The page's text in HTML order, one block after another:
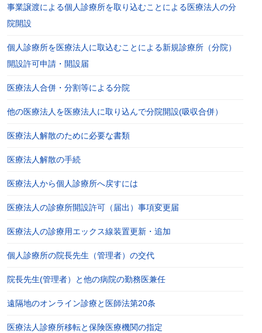
事業譲渡による個人診療所を取り込むことによる医療法人の分
院開設
個人診療所を医療法人に取込むことによる新規診療所（分院）
開設許可申請・開設届
医療法人合併・分割等による分院
他の医療法人を医療法人に取り込んで分院開設(吸収合併）
医療法人解散のために必要な書類
医療法人解散の手続
医療法人から個人診療所へ戻すには
医療法人の診療所開設許可（届出）事項変更届
医療法人の診療用エックス線装置更新・追加
個人診療所の院長先生（管理者）の交代
院長先生(管理者）と他の病院の勤務医兼任
遠隔地のオンライン診療と医師法第20条
医療法人診療所移転と保険医療機関の指定